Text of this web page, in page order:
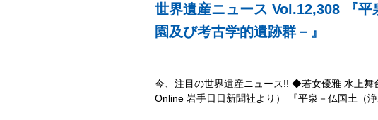
世界遺産ニュース Vol.12,308 『
園及び考古学的遺跡群－』
今、注目の世界遺産ニュース!! ◆若女優雅 水上
Online 岩手日日新聞社より） 『平泉－仏国土（